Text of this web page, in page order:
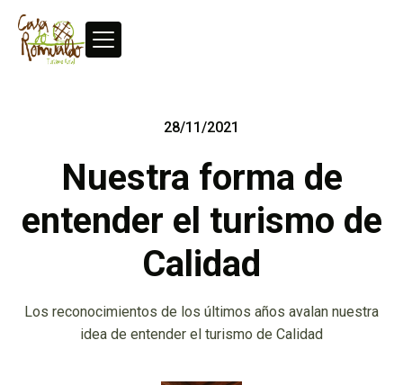
28/11/2021
Nuestra forma de
entender el turismo de
Calidad
Los reconocimientos de los últimos años avalan nuestra
idea de entender el turismo de Calidad